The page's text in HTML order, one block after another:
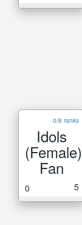
0/8 ranks
Idols
(Female)
Fan
0 5